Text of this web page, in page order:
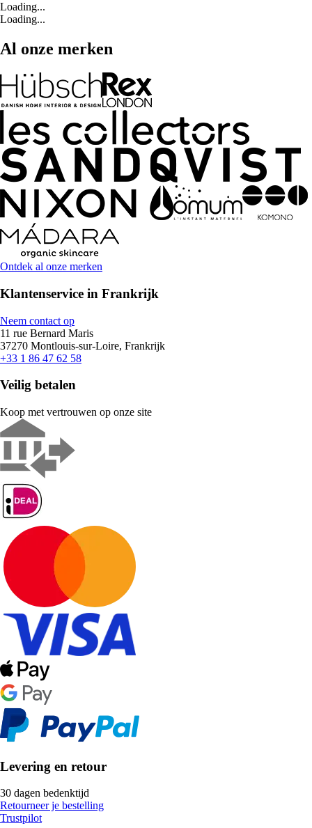
Loading...
Loading...
Al onze merken
Ontdek al onze merken
Klantenservice in Frankrijk
Neem contact op
11 rue Bernard Maris
37270 Montlouis-sur-Loire, Frankrijk
+33 1 86 47 62 58
Veilig betalen
Koop met vertrouwen op onze site
Levering en retour
30 dagen bedenktijd
Retourneer je bestelling
Trustpilot